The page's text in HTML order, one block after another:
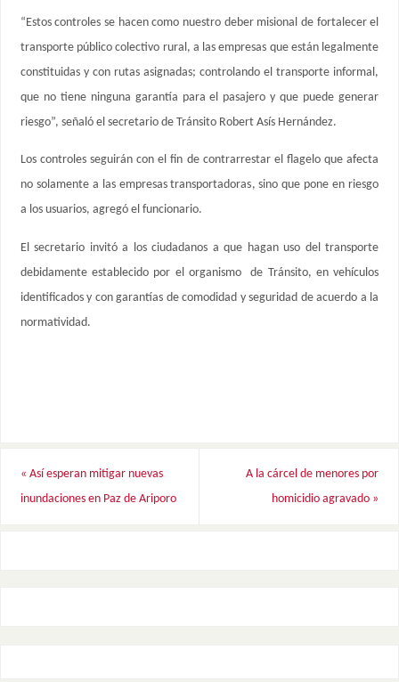
“Estos controles se hacen como nuestro deber misional de fortalecer el
transporte público colectivo rural, a las empresas que están legalmente
constituidas y con rutas asignadas; controlando el transporte informal,
que no tiene ninguna garantía para el pasajero y que puede generar
riesgo”, señaló el secretario de Tránsito Robert Asís Hernández.
Los controles seguirán con el fin de contrarrestar el flagelo que afecta
no solamente a las empresas transportadoras, sino que pone en riesgo
a los usuarios, agregó el funcionario.
El secretario invitó a los ciudadanos a que hagan uso del transporte
debidamente establecido por el organismo de Tránsito, en vehículos
identificados y con garantías de comodidad y seguridad de acuerdo a la
normatividad.
« Así esperan mitigar nuevas
inundaciones en Paz de Ariporo
A la cárcel de menores por
homicidio agravado »